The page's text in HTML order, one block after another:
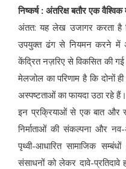
निष्कर्ष : अंतरिक्ष बतौर एक वैश्विक
अंतत: यह लेख उजागर करता है
उपयुक्त ढंग से नियमन करने में
केंद्रित नज़रिए से विकसित की
मेलजोल का परिणाम है कि दोनों
अस्पष्टताओं का फायदा उठा रहे हैं।
इन प्रक्रियाओं से एक बात और
निर्माताओं की संकल्पना और नव-
पृथ्वी-आधारित सामाजिक
संसाधनों को लेकर दावे-प्रतिदावे